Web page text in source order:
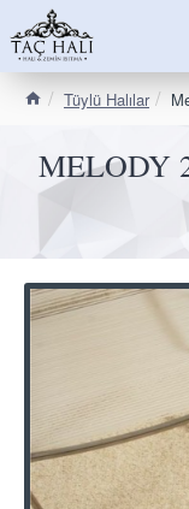
Tüylü Halılar
MELODY